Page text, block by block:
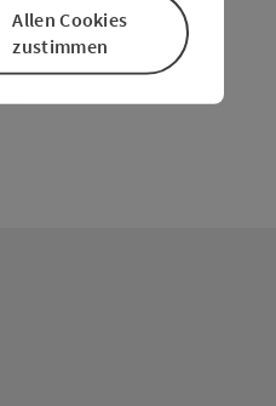
Allen Cookies
zustimmen